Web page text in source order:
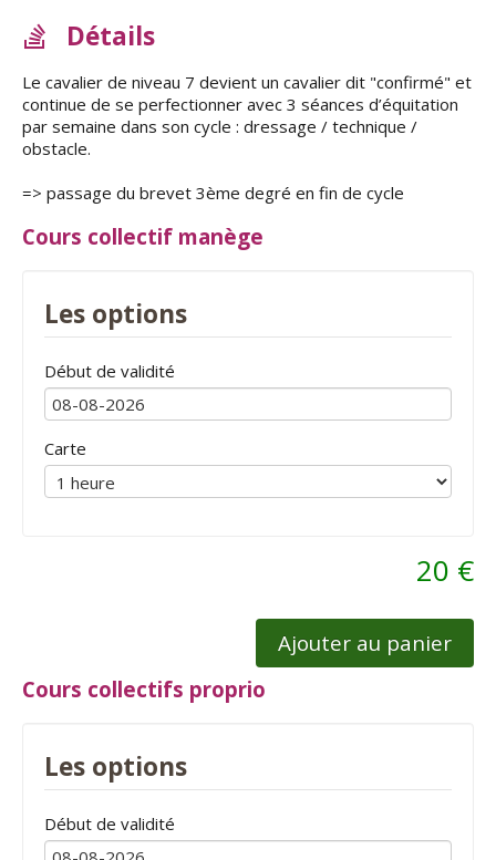
Détails
Le cavalier de niveau 7 devient un cavalier dit "confirmé" et
continue de se perfectionner avec 3 séances d’équitation
par semaine dans son cycle : dressage / technique /
obstacle.
=> passage du brevet 3ème degré en fin de cycle
Cours collectif manège
Les options
Début de validité
Carte
20 €
Ajouter au panier
Cours collectifs proprio
Les options
Début de validité